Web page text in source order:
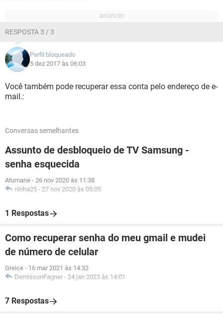
RESPOSTA 3 / 3
Perfil bloqueado
5 dez 2017 às 06:03
Você também pode recuperar essa conta pelo endereço de e-
mail.:
Conversas semelhantes
Assunto de desbloqueio de TV Samsung -
senha esquecida
Atumane - 26 nov 2020 às 11:38
ninha25 - 27 nov 2020 às 05:05
1 Respostas
Como recuperar senha do meu gmail e mudei
de número de celular
Greice - 16 mar 2021 às 14:32
DemissonFagner - 24 jan 2023 às 14:01
7 Respostas